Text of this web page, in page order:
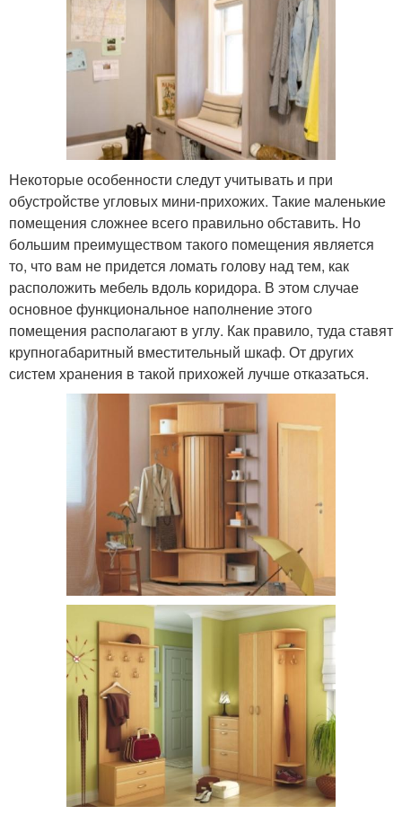
Некоторые особенности следут учитывать и при
обустройстве угловых мини-прихожих. Такие маленькие
помещения сложнее всего правильно обставить. Но
большим преимуществом такого помещения является
то, что вам не придется ломать голову над тем, как
расположить мебель вдоль коридора. В этом случае
основное функциональное наполнение этого
помещения располагают в углу. Как правило, туда ставят
крупногабаритный вместительный шкаф. От других
систем хранения в такой прихожей лучше отказаться.